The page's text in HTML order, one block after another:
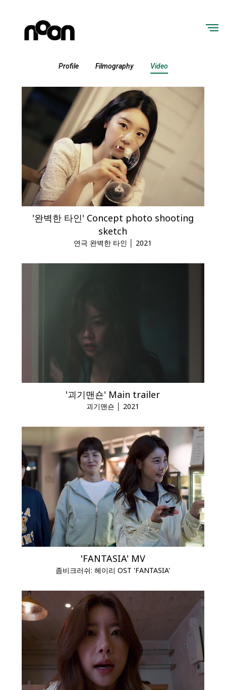
Profile Filmography Video
'완벽한 타인' Concept photo shooting
sketch
연극 완벽한 타인 │ 2021
'괴기맨숀' Main trailer
괴기맨숀 │ 2021
'FANTASIA' MV
좀비크러쉬: 헤이리 OST 'FANTASIA'